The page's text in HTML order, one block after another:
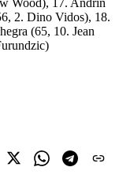
2. Dino Vidos), 18.
(65, 10. Jean